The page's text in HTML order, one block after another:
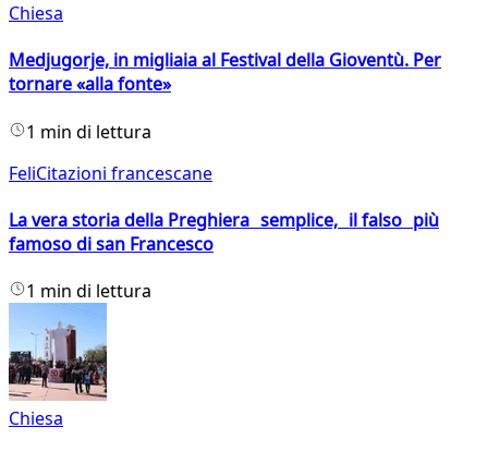
Chiesa
Medjugorje, in migliaia al Festival della Gioventù. Per
tornare «alla fonte»
1 min di lettura
FeliCitazioni francescane
La vera storia della Preghiera semplice, il falso più
famoso di san Francesco
1 min di lettura
Chiesa